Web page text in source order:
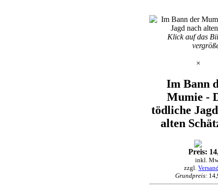
Klick auf das
×
Im Bann
Mumie -
tödliche
alten
Preis:
inkl.
zzgl.
Grundpreis: